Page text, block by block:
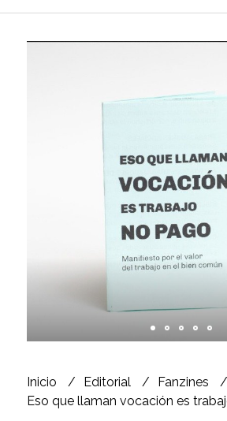
Inicio Editorial
Fanzines
Eso que llaman vocación es